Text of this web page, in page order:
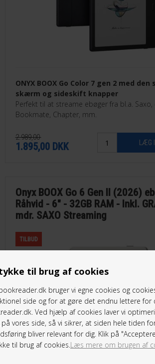
til brug af cookies
bruger vi egne cookies og
side og for at gøre det endnu lettere for
Ved hjælp af cookies laver vi
vores side, så vi sikrer, at siden hele tiden
bliver relevant for dig. Klik på
til brug af cookies.Læs mere om brugen af
ONYX BOOX Go Color 7 gen 2 med den
skærm og sideskift knapper
Perfekt til at streame ebøger fra bl.a. Saxo,
Bookmate, Chapter, mm.
2.989,00
1.895,00 DKK
Onyx BOOX Go 6 Gen II (2026)
Råhvid - 6" - 32GB RAM - Inkl.
mdr. SAXO Streaming
TILBUD